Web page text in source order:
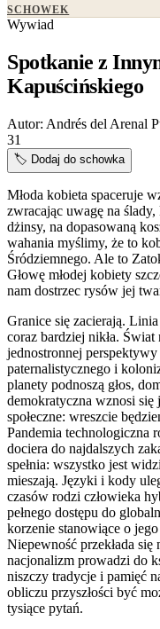
SCHOWEK
Wywiad
Spotkanie z
Kapuścińskiego
Autor: Andrés del Arenal
31
🏷️ Dodaj do schowka
Młoda kobieta spaceruje
zwracając uwagę na
dżinsy, na dopasowaną
wahania myślimy, że to
Śródziemnego. Ale to
Głowę młodej kobiety
nam dostrzec rysów jej
Granice się zacierają.
coraz bardziej nikła.
jednostronnej
paternalistycznego i
planety podnoszą głos,
demokratyczna wznosi
społeczne: wreszcie
Pandemia technologiczna
dociera do najdalszych
spełnia: wszystko jest
mieszają. Języki i kody
czasów rodzi człowieka
pełnego dostępu do
korzenie stanowiące o
Niepewność przekłada
nacjonalizm prowadzi do
niszczy tradycje i pamięć
obliczu przyszłości być
tysiące pytań.